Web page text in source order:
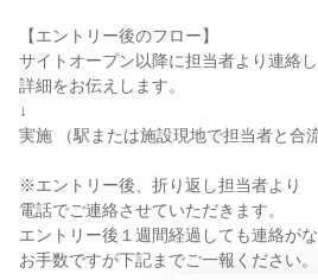
【エントリー後のフロー】
サイトオープン以降に担当者より連絡
詳細をお伝えします。
↓
実施 （駅または施設現地で担当者と合
※エントリー後、折り返し担当者より
電話でご連絡させていただきます。
エントリー後１週間経過しても連絡がな
お手数ですが下記までご一報ください。